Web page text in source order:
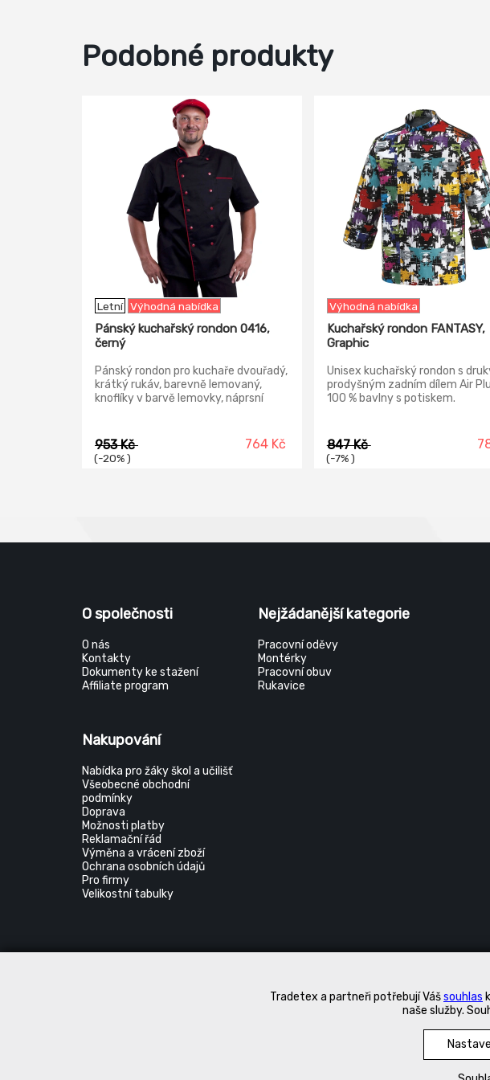
Tradetex a partneři potřebují Vášsouhlas
naše služby.
Podobné produkty
Letní Výhodná nabídka
Pánský kuchařský rondon 0416,
černý
Pánský rondon pro kuchaře dvouřadý,
krátký rukáv, barevně lemovaný,
knoflíky v barvě lemovky, náprsní
953 Kč
(-20% )
764 Kč
Výhodná nabídka
Kuchařský rondon FANTASY,
Graphic
Unisex kuchařský rondon s
prodyšným zadním dílem Air
100 % bavlny s potiskem.
847 Kč
(-7% )
O společnosti
O nás
Kontakty
Dokumenty ke stažení
Affiliate program
Nakupování
Nabídka pro žáky škol a učilišť
Všeobecné obchodní
podmínky
Doprava
Možnosti platby
Reklamační řád
Výměna a vrácení zboží
Ochrana osobních údajů
Pro firmy
Velikostní tabulky
Nejžádanější kategorie
Pracovní oděvy
Montérky
Pracovní obuv
Rukavice